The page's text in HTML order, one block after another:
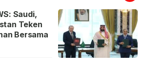
Saudi,
Teken
Bersama